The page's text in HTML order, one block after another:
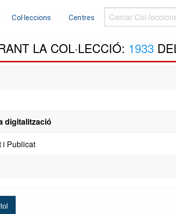
Col·leccions Centres
Cercar
Col·leccions...
LA COL·LECCIÓ: 1933
digitalització
i Publicat